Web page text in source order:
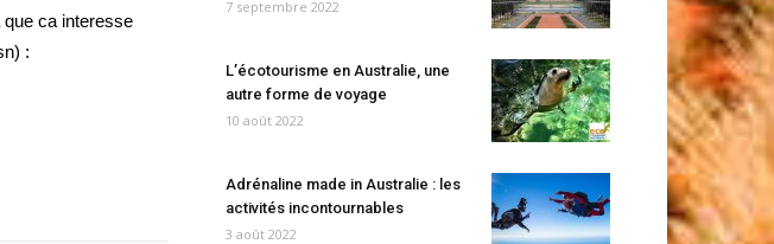
ca interesse
:
7 septembre 2022
L’écotourisme en Australie, une
autre forme de voyage
10 août 2022
Adrénaline made in Australie : les
activités incontournables
3 août 2022